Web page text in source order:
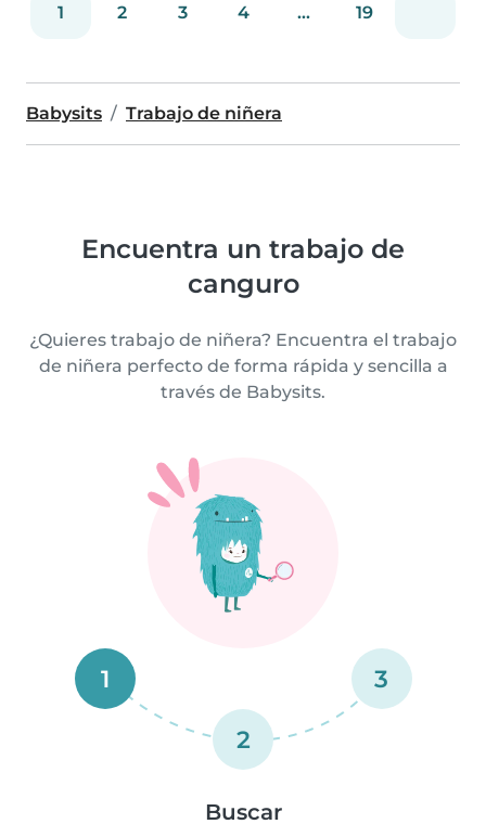
1 2 3 4 ... 19
Babysits Trabajo de niñera
Encuentra un trabajo de
canguro
¿Quieres trabajo de niñera? Encuentra el trabajo
de niñera perfecto de forma rápida y sencilla a
través de Babysits.
1
2
3
Buscar